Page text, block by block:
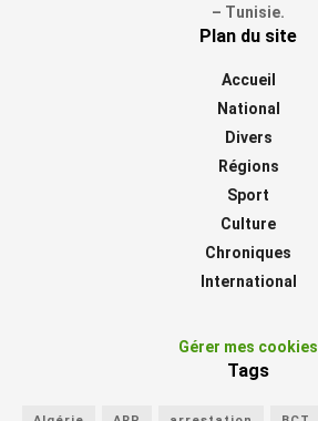
– Tunisie.
Plan du site
Accueil
National
Divers
Régions
Sport
Culture
Chroniques
International
Gérer mes cookies
Tags